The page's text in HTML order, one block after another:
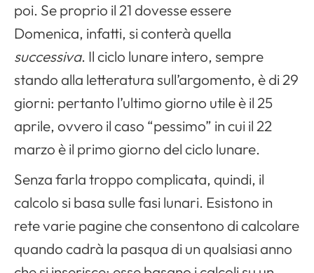
poi. Se proprio il 21 dovesse essere
Domenica, infatti, si conterà quella
successiva. Il ciclo lunare intero, sempre
stando alla letteratura sull’argomento, è di 29
giorni: pertanto l’ultimo giorno utile è il 25
aprile, ovvero il caso “pessimo” in cui il 22
marzo è il primo giorno del ciclo lunare.
Senza farla troppo complicata, quindi, il
calcolo si basa sulle fasi lunari. Esistono in
rete varie pagine che consentono di calcolare
quando cadrà la pasqua di un qualsiasi anno